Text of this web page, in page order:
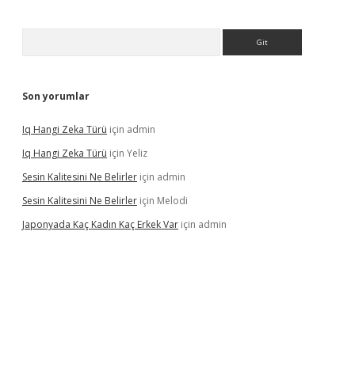
Son yorumlar
Iq Hangi Zeka Türü için admin
Iq Hangi Zeka Türü için Yeliz
Sesin Kalitesini Ne Belirler için admin
Sesin Kalitesini Ne Belirler için Melodi
Japonyada Kaç Kadın Kaç Erkek Var için admin